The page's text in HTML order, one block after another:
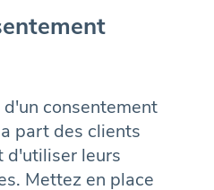
consentement
part des clients
d'utiliser leurs
Mettez en place